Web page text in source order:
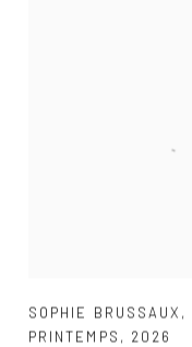
SOPHIE BRUSSAUX ,
PRINTEMPS , 2026